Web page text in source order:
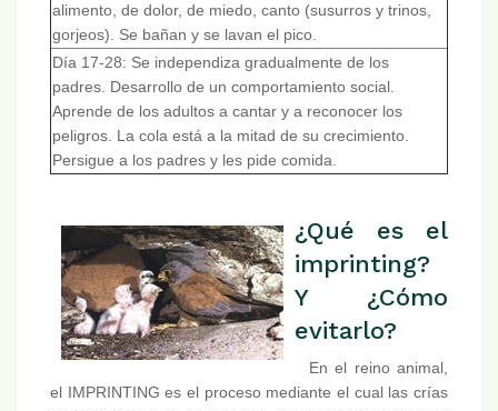
alimento, de dolor, de miedo, canto (susurros y trinos,
gorjeos). Se bañan y se lavan el pico.
Día 17-28: Se independiza gradualmente de los
padres. Desarrollo de un comportamiento social.
Aprende de los adultos a cantar y a reconocer los
peligros. La cola está a la mitad de su crecimiento.
Persigue a los padres y les pide comida.
¿Qué es el
imprinting?
Y ¿Cómo
evitarlo?
En el reino animal,
el IMPRINTING es el proceso mediante el cual las crías